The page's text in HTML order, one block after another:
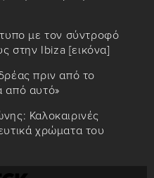
με τον σύντροφό
στην Ibiza [εικόνα]
πριν από το
από αυτό»
Καλοκαιρινές
χρώματα του